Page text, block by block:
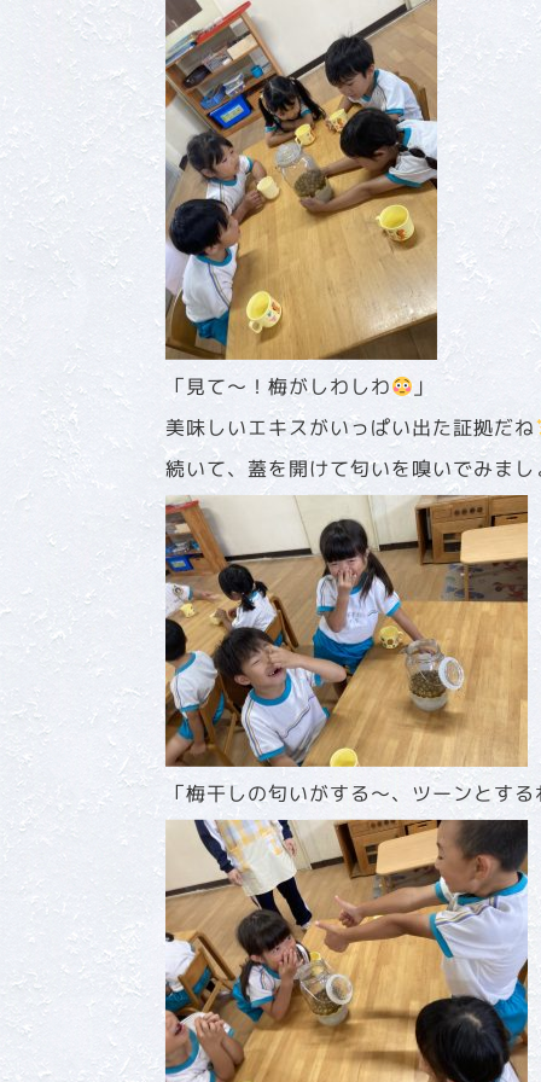
「見て～！梅がしわしわ 」
美味しいエキスがいっぱい出た証拠だね
続いて、蓋を開けて匂いを嗅いでみまし
「梅干しの匂いがする～、ツーンとする